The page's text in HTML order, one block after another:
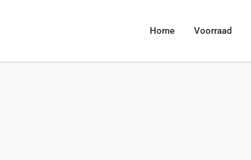
Home Voorraad